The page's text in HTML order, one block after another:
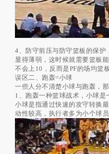
4、防守前压与防守篮板的保
显得薄弱，这时候就需要篮板
不会上10，反而是PF的场均篮
误区二、跑轰=小球
一些人分不清楚小球与跑轰，
1、跑轰一种篮球战术，小球是
小球是指通过快速的攻守转换
动性较高，执行者多为小个球